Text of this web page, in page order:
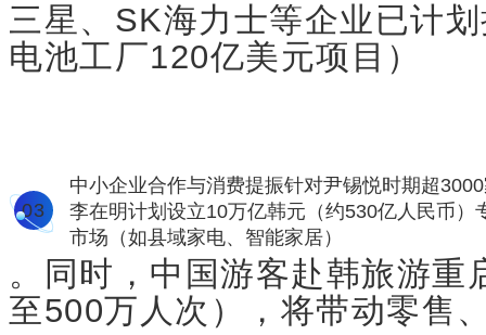
三星、SK海力士等企业已计
电池工厂120亿美元项目）
03
中小企业合作与消费提振针对尹锡悦时期超
李在明计划设立10万亿韩元（约530亿人民币
市场（如县域家电、智能家居）
。同时，中国游客赴韩旅游重
至500万人次），将带动零售